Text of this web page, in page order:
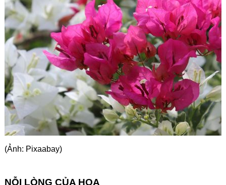
Góc chia sẻ
Liên hệ
Tìm kiếm
(Ảnh: Pixaabay)
NỖI LÒNG CỦA HOA